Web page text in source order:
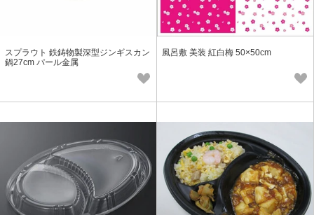
スプラウト 鉄鋳物製深型ジンギスカン
鍋27cm パール金属
風呂敷 美装 紅白梅 50×50cm